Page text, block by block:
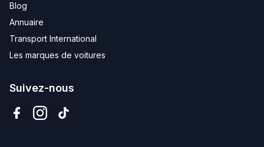
Blog
Annuaire
Transport International
Les marques de voitures
Suivez-nous